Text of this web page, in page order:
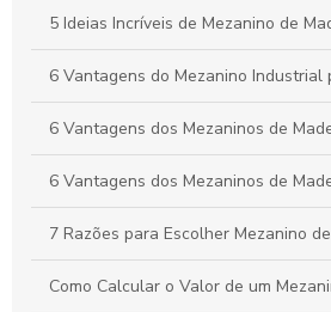
5 Ideias Incríveis de Mezanino de
6 Vantagens do Mezanino Industrial
6 Vantagens dos Mezaninos de
6 Vantagens dos Mezaninos de
7 Razões para Escolher Mezanino
Como Calcular o Valor de um